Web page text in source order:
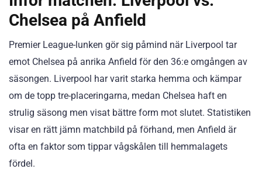
Chelsea på Anfield
Premier League-lunken gör sig påmind när Liverpool tar
emot Chelsea på anrika Anfield för den 36:e omgången av
säsongen. Liverpool har varit starka hemma och kämpar
om de topp tre-placeringarna, medan Chelsea haft en
strulig säsong men visat bättre form mot slutet. Statistiken
visar en rätt jämn matchbild på förhand, men Anfield är
ofta en faktor som tippar vågskålen till hemmalagets
fördel.